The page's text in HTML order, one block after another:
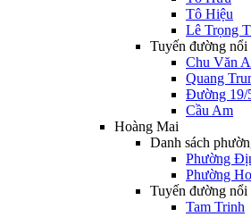
Tô Hiệu
Lê Trọng
Tuyến đường nổi
Chu Văn
Quang
Đường 19/
Cầu Am
Hoàng Mai
Danh sách
Phường
Phường
Tuyến đường nổi
Tam Trinh